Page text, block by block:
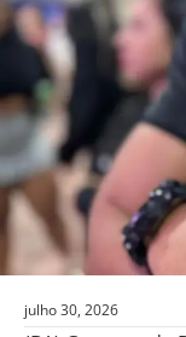
julho 30, 2026